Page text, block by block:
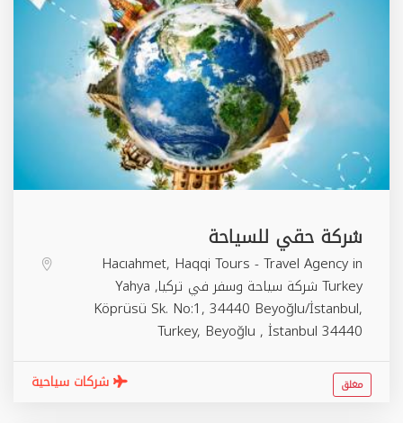
شركة حقي للسياحة
Hacıahmet, Haqqi Tours - Travel Agency in
Turkey شركة سياحة وسفر في تركيا, Yahya
Köprüsü Sk. No:1, 34440 Beyoğlu/İstanbul,
Turkey, Beyoğlu , İstanbul 34440
شركات سياحية مغلق